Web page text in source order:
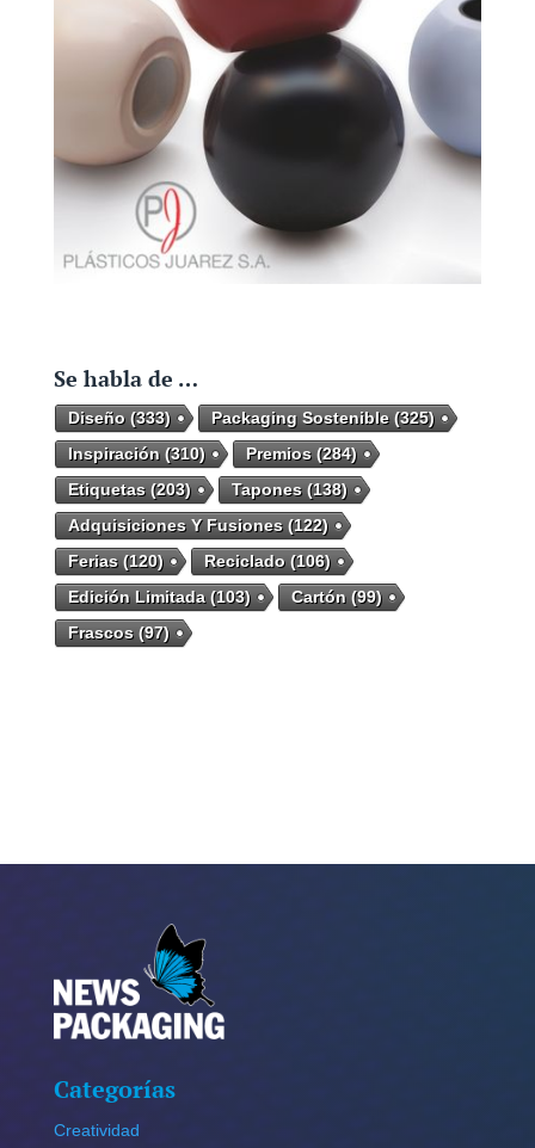
Se habla de …
Diseño(333) Packaging Sostenible(325)
Inspiración(310) Premios(284)
Etiquetas(203) Tapones(138)
Adquisiciones Y Fusiones(122)
Ferias(120) Reciclado(106)
Edición Limitada(103) Cartón(99)
Frascos(97)
Categorías
Creatividad